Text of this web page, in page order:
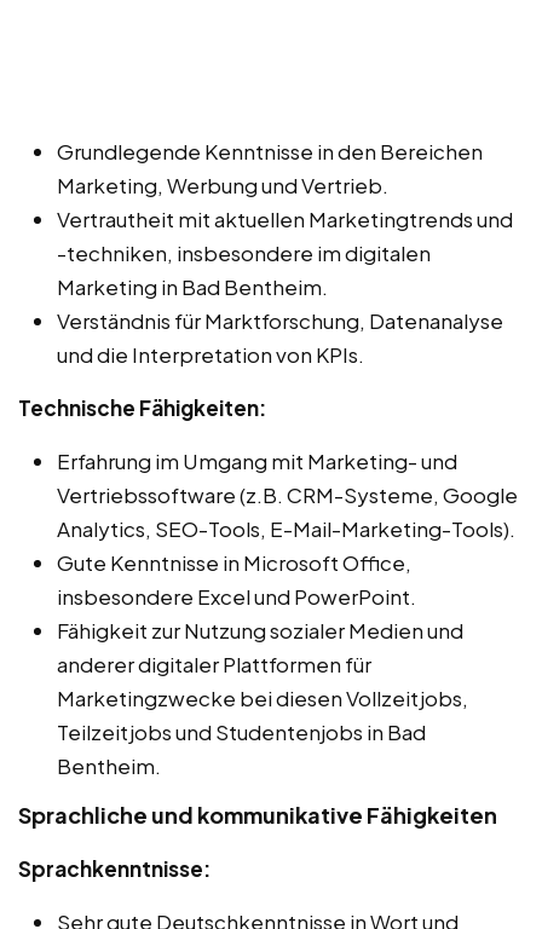
Grundlegende Kenntnisse in den Bereichen
Marketing, Werbung und Vertrieb.
Vertrautheit mit aktuellen Marketingtrends und
-techniken, insbesondere im digitalen
Marketing in Bad Bentheim.
Verständnis für Marktforschung, Datenanalyse
und die Interpretation von KPIs.
Technische Fähigkeiten:
Erfahrung im Umgang mit Marketing- und
Vertriebssoftware (z.B. CRM-Systeme, Google
Analytics, SEO-Tools, E-Mail-Marketing-Tools).
Gute Kenntnisse in Microsoft Office,
insbesondere Excel und PowerPoint.
Fähigkeit zur Nutzung sozialer Medien und
anderer digitaler Plattformen für
Marketingzwecke bei diesen Vollzeitjobs,
Teilzeitjobs und Studentenjobs in Bad
Bentheim.
Sprachliche und kommunikative Fähigkeiten
Sprachkenntnisse:
Sehr gute Deutschkenntnisse in Wort und